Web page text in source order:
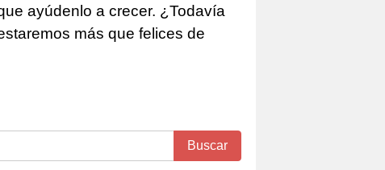
ayúdenlo a crecer. ¿Todavía
más que felices de
Buscar